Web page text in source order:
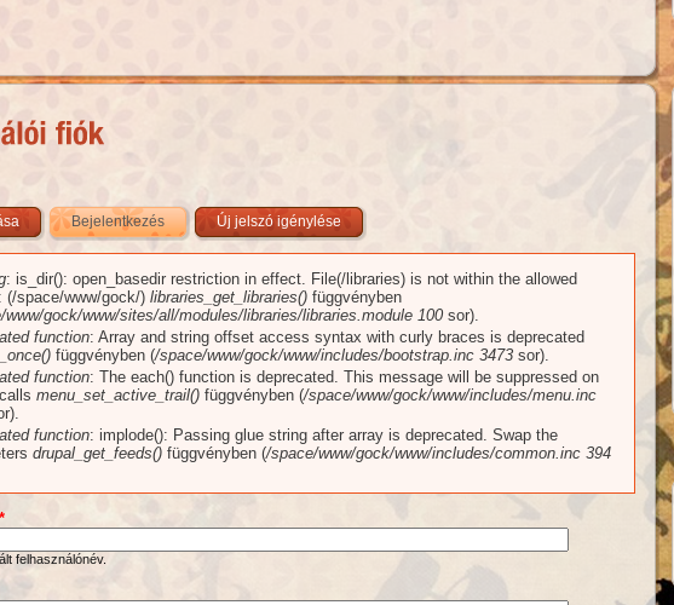
Bejelentkezés(aktív fül)Új jelszó igénylése
: is_dir(): open_basedir restriction in effect. File(/libraries) is not within the allowed
(/space/www/gock/) libraries_get_libraries() függvényben
www/gock/www/sites/all/modules/libraries/libraries.module 100 sor).
function: Array and string offset access syntax with curly braces is deprecated
függvényben (/space/www/gock/www/includes/bootstrap.inc 3473 sor).
function: The each() function is deprecated. This message will be suppressed on
menu_set_active_trail() függvényben (/space/www/gock/www/includes/menu.inc
function: implode(): Passing glue string after array is deprecated. Swap the
drupal_get_feeds() függvényben (/space/www/gock/www/includes/common.inc 394
*
felhasználónév.